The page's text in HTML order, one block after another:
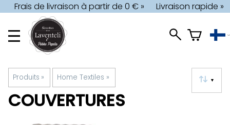
Frais de livraison à partir de 0 € » Livraison rapide »
Produits ‪» Home Textiles ‪» ▼
COUVERTURES